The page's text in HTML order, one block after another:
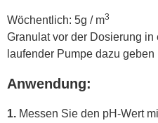
Wöchentlich: 5g / m3
Granulat vor der Dosierung
laufender Pumpe dazu geben
Anwendung:
1. Messen Sie den pH-Wert